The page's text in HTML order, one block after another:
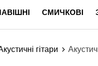
СМИЧКОВІ
гітари